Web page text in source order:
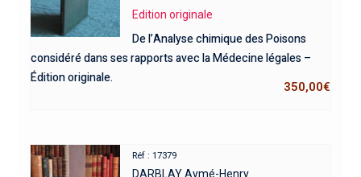
Edition originale
De l’Analyse chimique des Poisons
considéré dans ses rapports avec la Médecine légales –
Édition originale.
350,00€
Réf : 17379
DARBLAY Aymé-Henry